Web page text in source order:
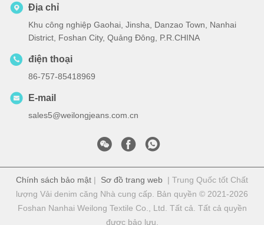
Địa chỉ
Khu công nghiệp Gaohai, Jinsha, Danzao Town, Nanhai
District, Foshan City, Quảng Đông, P.R.CHINA
điện thoại
86-757-85418969
E-mail
sales5@weilongjeans.com.cn
Chính sách bảo mật | Sơ đồ trang web | Trung Quốc tốt Chất
lượng Vải denim căng Nhà cung cấp. Bản quyền © 2021-2026
Foshan Nanhai Weilong Textile Co., Ltd. Tất cả. Tất cả quyền
được bảo lưu.